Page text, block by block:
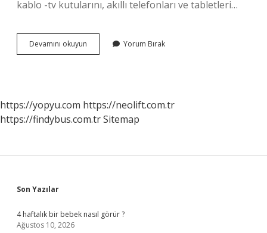
kablo -tv kutularını, akıllı telefonları ve tabletleri…
Devamını okuyun Detachment
Hangi
Yorum Bırak
https://yopyu.com https://neolift.com.tr
https://findybus.com.trSitemap
Sidebar
Son Yazılar
4 haftalık bir bebek nasıl görür ?
Ağustos 10, 2026